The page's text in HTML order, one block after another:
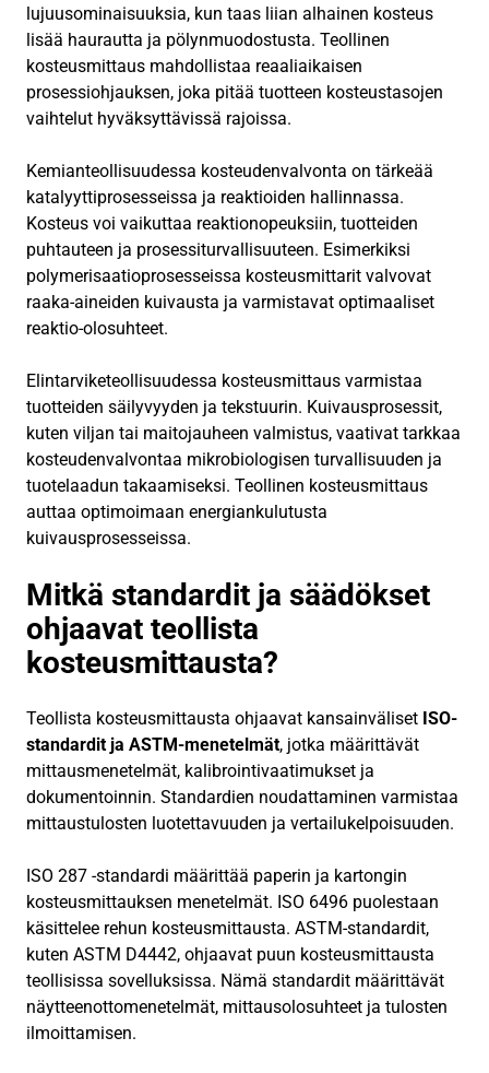
lujuusominaisuuksia, kun taas liian alhainen kosteus
lisää haurautta ja pölynmuodostusta. Teollinen
kosteusmittaus mahdollistaa reaaliaikaisen
prosessiohjauksen, joka pitää tuotteen kosteustasojen
vaihtelut hyväksyttävissä rajoissa.
Kemianteollisuudessa kosteudenvalvonta on tärkeää
katalyyttiprosesseissa ja reaktioiden hallinnassa.
Kosteus voi vaikuttaa reaktionopeuksiin, tuotteiden
puhtauteen ja prosessiturvallisuuteen. Esimerkiksi
polymerisaatioprosesseissa kosteusmittarit valvovat
raaka-aineiden kuivausta ja varmistavat optimaaliset
reaktio-olosuhteet.
Elintarviketeollisuudessa kosteusmittaus varmistaa
tuotteiden säilyvyyden ja tekstuurin. Kuivausprosessit,
kuten viljan tai maitojauheen valmistus, vaativat tarkkaa
kosteudenvalvontaa mikrobiologisen turvallisuuden ja
tuotelaadun takaamiseksi. Teollinen kosteusmittaus
auttaa optimoimaan energiankulutusta
kuivausprosesseissa.
Mitkä standardit ja säädökset
ohjaavat teollista
kosteusmittausta?
Teollista kosteusmittausta ohjaavat kansainväliset ISO-
standardit ja ASTM-menetelmät, jotka määrittävät
mittausmenetelmät, kalibrointivaatimukset ja
dokumentoinnin. Standardien noudattaminen varmistaa
mittaustulosten luotettavuuden ja vertailukelpoisuuden.
ISO 287 -standardi määrittää paperin ja kartongin
kosteusmittauksen menetelmät. ISO 6496 puolestaan
käsittelee rehun kosteusmittausta. ASTM-standardit,
kuten ASTM D4442, ohjaavat puun kosteusmittausta
teollisissa sovelluksissa. Nämä standardit määrittävät
näytteenottomenetelmät, mittausolosuhteet ja tulosten
ilmoittamisen.